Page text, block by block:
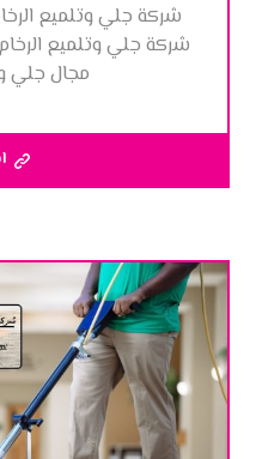
شركة جلي وتلميع
شركة جلي وتلميع
مجال جلي